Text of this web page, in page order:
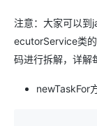
注意：大家可以
ecutorService类
码进行拆解，详解
newTaskFor